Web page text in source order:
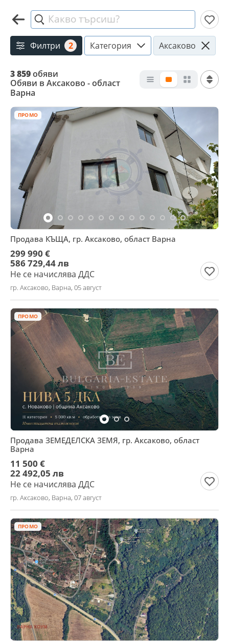
Какво търсиш?
Филтри 2 Категория Аксаково
3 859обяви
Обяви в Аксаково - област
Варна
ПРОМО
Продава КЪЩА, гр. Аксаково, област Варна
299 990 €
586 729,44 лв
Не се начислява ДДС
гр. Аксаково, Варна, 05 август
ПРОМО
Продава ЗЕМЕДЕЛСКА ЗЕМЯ, гр. Аксаково, област
Варна
11 500 €
22 492,05 лв
Не се начислява ДДС
гр. Аксаково, Варна, 07 август
ПРОМО